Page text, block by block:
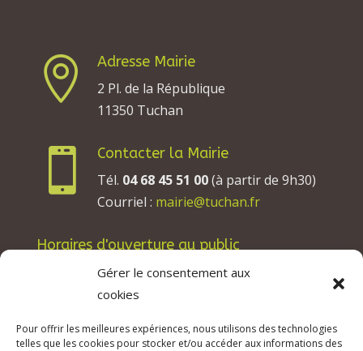
Gérer le consentement aux
cookies
Pour offrir les meilleures expériences, nous utilisons des technologies
telles que les cookies pour stocker et/ou accéder aux informations des

Adresse Mairie
2 Pl. de la République
11350 Tuchan

Contacter la Mairie
Tél. 04 68 45 51 00(à partir de 9h30)
Courriel : mairie@tuchan.fr
Horaires d'ouverture au public
Les lundis, mardis et jeudis : de 8h à 12h et de
13h30 à 17h30.
Les vendredis : de 8h à 12h.